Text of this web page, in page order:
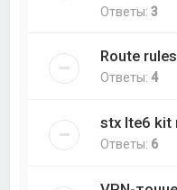
Ответы:3
Route
Ответы:4
stx lte6
Ответы: 6